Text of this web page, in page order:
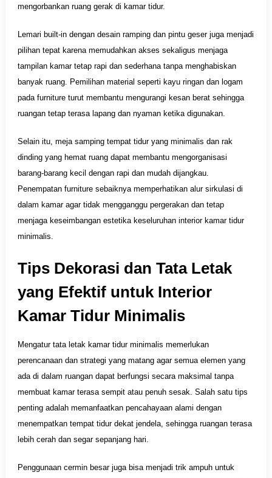
mengorbankan ruang gerak di kamar tidur.
Lemari built-in dengan desain ramping dan pintu geser juga menjadi
pilihan tepat karena memudahkan akses sekaligus menjaga
tampilan kamar tetap rapi dan sederhana tanpa menghabiskan
banyak ruang. Pemilihan material seperti kayu ringan dan logam
pada furniture turut membantu mengurangi kesan berat sehingga
ruangan tetap terasa lapang dan nyaman ketika digunakan.
Selain itu, meja samping tempat tidur yang minimalis dan rak
dinding yang hemat ruang dapat membantu mengorganisasi
barang-barang kecil dengan rapi dan mudah dijangkau.
Penempatan furniture sebaiknya memperhatikan alur sirkulasi di
dalam kamar agar tidak mengganggu pergerakan dan tetap
menjaga keseimbangan estetika keseluruhan interior kamar tidur
minimalis.
Tips Dekorasi dan Tata Letak
yang Efektif untuk Interior
Kamar Tidur Minimalis
Mengatur tata letak kamar tidur minimalis memerlukan
perencanaan dan strategi yang matang agar semua elemen yang
ada di dalam ruangan dapat berfungsi secara maksimal tanpa
membuat kamar terasa sempit atau penuh sesak. Salah satu tips
penting adalah memanfaatkan pencahayaan alami dengan
menempatkan tempat tidur dekat jendela, sehingga ruangan terasa
lebih cerah dan segar sepanjang hari.
Penggunaan cermin besar juga bisa menjadi trik ampuh untuk